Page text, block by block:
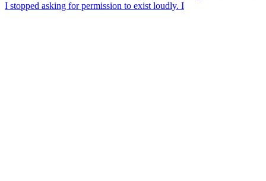
I stopped asking for permission to exist loudly. I